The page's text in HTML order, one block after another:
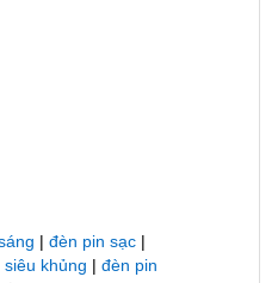
| đèn pin sạc |
khủng | đèn pin